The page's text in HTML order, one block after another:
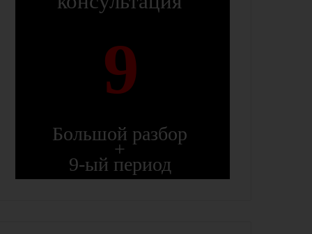
Большой разбор
+
9-ый период
9